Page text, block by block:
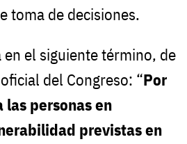
toma de decisiones.
en el siguiente término, de
del Congreso: “Por
las personas en
previstas en